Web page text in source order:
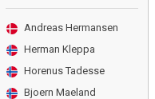
Andreas Hermansen
Herman Kleppa
Horenus Tadesse
Bjoern Maeland